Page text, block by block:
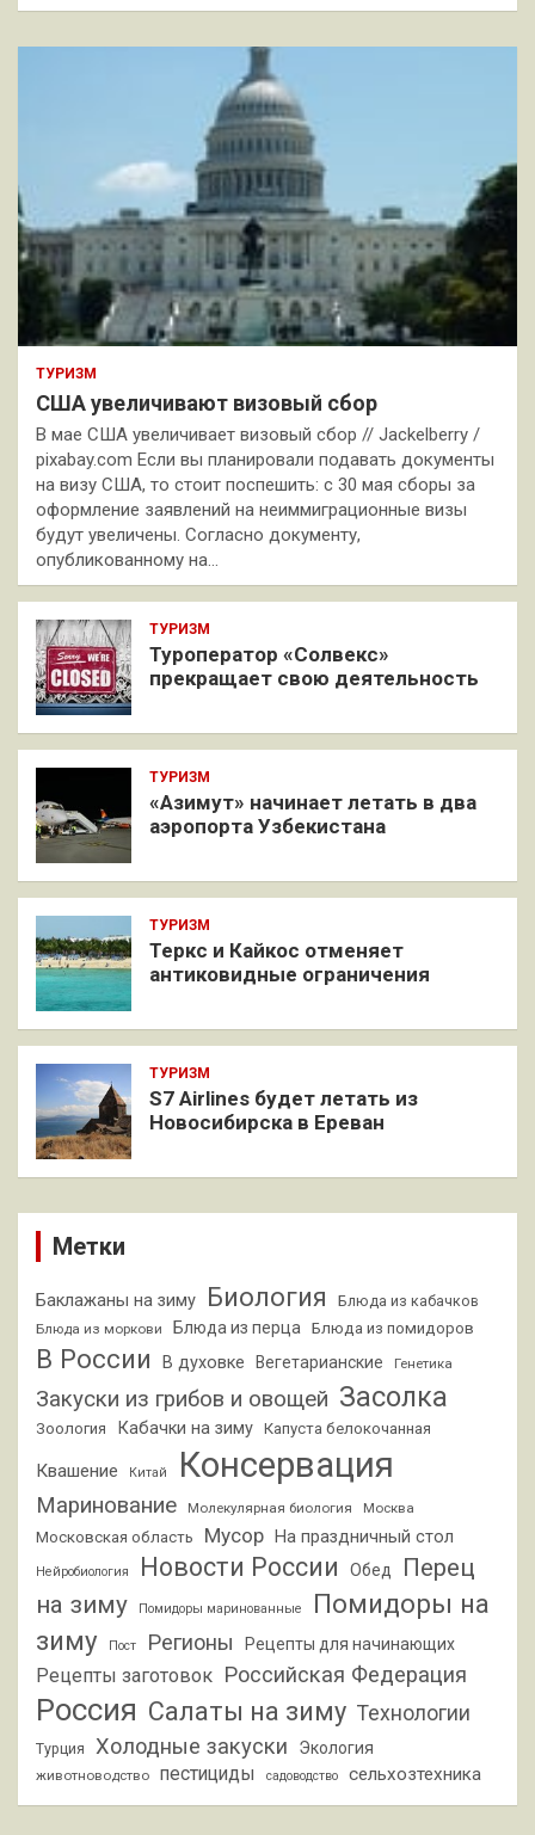
ТУРИЗМ
США увеличивают визовый сбор
В мае США увеличивает визовый сбор // Jackelberry /
pixabay.com Если вы планировали подавать документы
на визу США, то стоит поспешить: с 30 мая сборы за
оформление заявлений на неиммиграционные визы
будут увеличены. Согласно документу,
опубликованному на…
ТУРИЗМ
Туроператор «Солвекс»
прекращает свою деятельность
ТУРИЗМ
«Азимут» начинает летать в два
аэропорта Узбекистана
ТУРИЗМ
Теркс и Кайкос отменяет
антиковидные ограничения
ТУРИЗМ
S7 Airlines будет летать из
Новосибирска в Ереван
Метки
Баклажаны на зиму Биология Блюда из кабачков
Блюда из моркови Блюда из перца Блюда из помидоров
В России В духовке Вегетарианские Генетика
Закуски из грибов и овощей Засолка
Зоология Кабачки на зиму Капуста белокочанная
Квашение Китай Консервация
Маринование Молекулярная биология Москва
Московская область Мусор На праздничный стол
Нейробиология Новости России Обед
Перец
на зиму
Помидоры маринованные
Помидоры на
зиму
Пост Регионы Рецепты для начинающих
Рецепты заготовок Российская Федерация
Россия Салаты на зиму Технологии
Турция Холодные закуски Экология
животноводство пестициды садоводство сельхозтехника